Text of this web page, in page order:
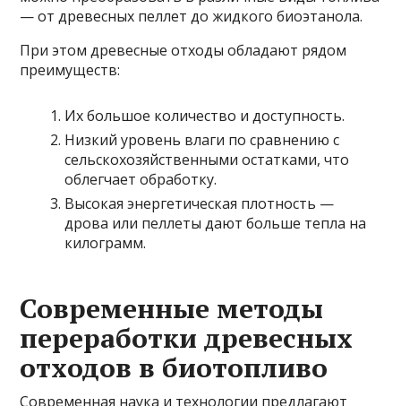
— от древесных пеллет до жидкого биоэтанола.
При этом древесные отходы обладают рядом
преимуществ:
Их большое количество и доступность.
Низкий уровень влаги по сравнению с
сельскохозяйственными остатками, что
облегчает обработку.
Высокая энергетическая плотность —
дрова или пеллеты дают больше тепла на
килограмм.
Современные методы
переработки древесных
отходов в биотопливо
Современная наука и технологии предлагают